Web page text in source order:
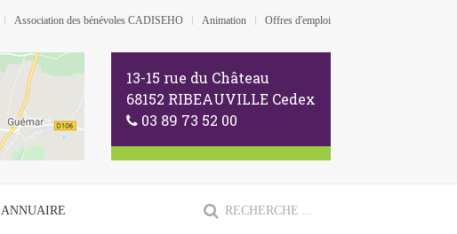
Association des bénévoles CADISEHO Animation Offres d'emploi
13-15 rue du Château
68152 RIBEAUVILLE Cedex
03 89 73 52 00
ANNUAIRE